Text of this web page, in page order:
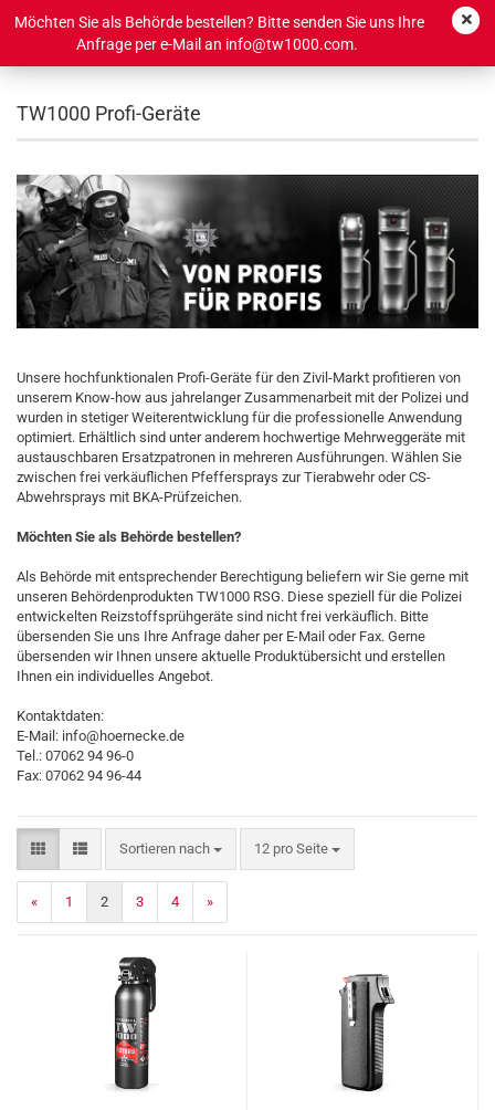
Möchten Sie als Behörde bestellen? Bitte senden Sie uns Ihre
Anfrage per e-Mail an info@tw1000.com.
TW1000 Profi-Geräte
Unsere hochfunktionalen Profi-Geräte für den Zivil-Markt profitieren von
unserem Know-how aus jahrelanger Zusammenarbeit mit der Polizei und
wurden in stetiger Weiterentwicklung für die professionelle Anwendung
optimiert. Erhältlich sind unter anderem hochwertige Mehrweggeräte mit
austauschbaren Ersatzpatronen in mehreren Ausführungen. Wählen Sie
zwischen frei verkäuflichen Pfeffersprays zur Tierabwehr oder CS-
Abwehrsprays mit BKA-Prüfzeichen.
Möchten Sie als Behörde bestellen?
Als Behörde mit entsprechender Berechtigung beliefern wir Sie gerne mit
unseren Behördenprodukten TW1000 RSG. Diese speziell für die Polizei
entwickelten Reizstoffsprühgeräte sind nicht frei verkäuflich. Bitte
übersenden Sie uns Ihre Anfrage daher per E-Mail oder Fax. Gerne
übersenden wir Ihnen unsere aktuelle Produktübersicht und erstellen
Ihnen ein individuelles Angebot.
Kontaktdaten:
E-Mail: info@hoernecke.de
Tel.: 07062 94 96-0
Fax: 07062 94 96-44
Sortieren nach
Sortieren nach 12 pro Seite
pro Seite
« 1 2 3 4 »